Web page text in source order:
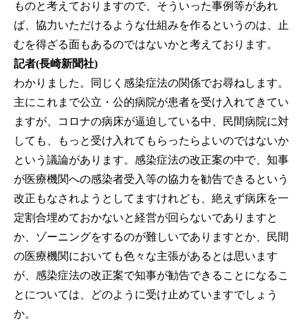
ものと考えておりますので、そういった事例等があれ
ば、協力いただけるような仕組みを作るというのは、止
むを得ざる面もあるのではないかと考えております。
記者(長崎新聞社)
わかりました。同じく感染症法の関係でお尋ねします。
主にこれまで公立・公的病院が患者を受け入れてきてい
ますが、コロナの病床が逼迫している中、民間病院に対
しても、もっと受け入れてもらったらよいのではないか
という議論があります。感染症法の改正案の中で、知事
が医療機関への感染者受入等の協力を勧告できるという
改正もなされようとしてますけれども、絶えず病床を一
定割合埋めておかないと経営が回らないでありますと
か、ゾーニングをするのが難しいでありますとか、民間
の医療機関においても色々な主張があるとは思います
が、感染症法の改正案で知事が勧告できることになるこ
とについては、どのように受け止めていますでしょう
か。